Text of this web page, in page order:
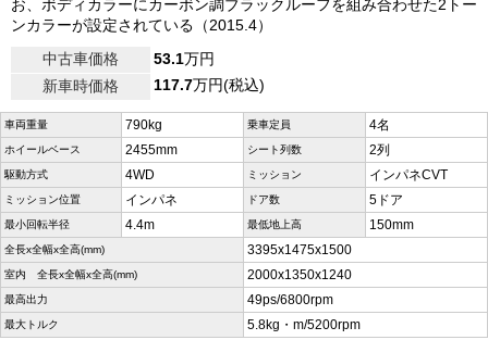
お、ボディカラーにカーボン調ブラックルーフを組み合わせた2トー
ンカラーが設定されている（2015.4）
中古車価格
53.1万円
新車時価格
117.7万円(税込)
車両重量 790kg 乗車定員 4名
ホイールベース 2455mm シート列数 2列
駆動方式 4WD ミッション インパネCVT
ミッション位置 インパネ ドア数 5ドア
最小回転半径 4.4m 最低地上高 150mm
全長x全幅x全高(mm) 3395x1475x1500
室内 全長x全幅x全高(mm) 2000x1350x1240
最高出力 49ps/6800rpm
最大トルク 5.8kg・m/5200rpm